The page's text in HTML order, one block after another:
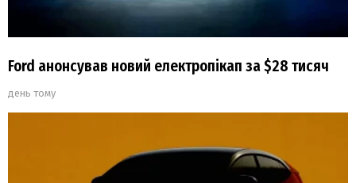
Ford анонсував новий електропікап за $28 тисяч
день тому